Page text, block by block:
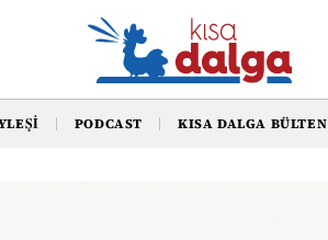
PODCAST KISA DALGA BÜLTEN